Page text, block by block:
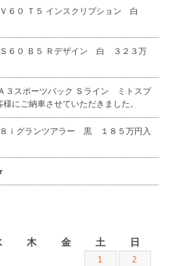
Ｖ６０ Ｔ５ インスクリプション 白
Ｓ６０ Ｂ５ Ｒデザイン 白 ３２３万
３スポーツバック Ｓライン ミトスブ
にご納車させていただきました。
８ｉグランツアラー 黒 １８５万円入
木 金 土 日
1 2